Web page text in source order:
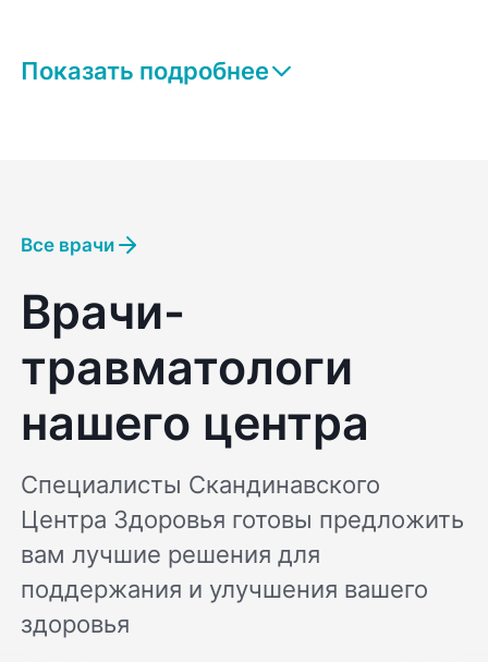
Показать подробнее
Все врачи
Врачи-
травматологи
нашего центра
Специалисты Скандинавского
Центра Здоровья готовы предложить
вам лучшие решения для
поддержания и улучшения вашего
здоровья